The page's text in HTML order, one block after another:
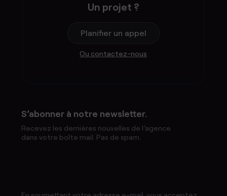
Un projet ?
Planifier un appel
Ou contactez-nous
S’abonner à notre newsletter.
Recevez les dernières nouvelles de l’agence
dans votre boîte mail. Pas de spam.